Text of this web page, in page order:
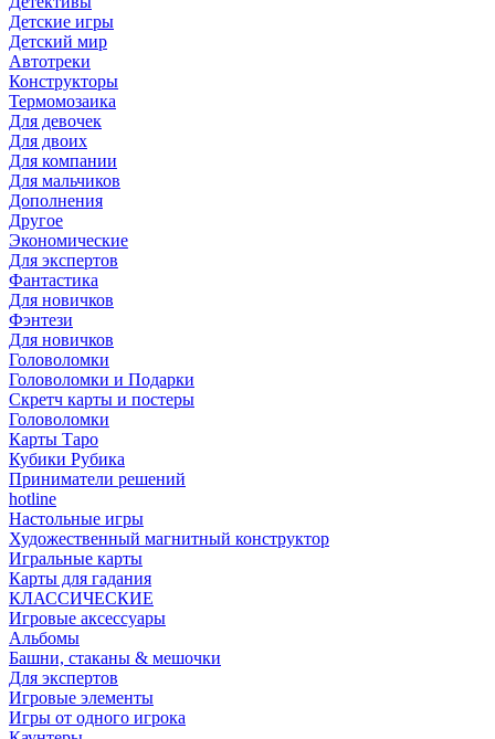
Детские игры
Детский мир
Автотреки
Конструкторы
Термомозаика
Для девочек
Для двоих
Для компании
Для мальчиков
Дополнения
Другое
Экономические
Для экспертов
Фантастика
Для новичков
Фэнтези
Для новичков
Головоломки
Головоломки и Подарки
Cкретч карты и постеры
Головоломки
Карты Таро
Кубики Рубика
Приниматели решений
hotline
Настольные игры
Художественный магнитный конструктор
Игральные карты
Карты для гадания
КЛАССИЧЕСКИЕ
Игровые аксессуары
Альбомы
Башни, стаканы & мешочки
Для экспертов
Игровые элементы
Игры от одного игрока